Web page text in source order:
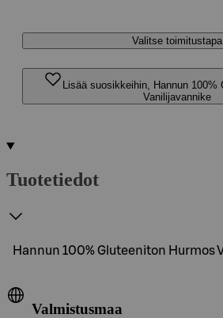
Valitse toimitustapa
Lisää suosikkeihin, Hannun 100%
Vanilijavannike
Tuotetiedot
Hannun 100% Gluteeniton Hurmos
Valmistusmaa